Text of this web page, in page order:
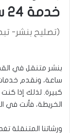
خدمة 24 ساعة
(تصليح بنشر- تبديل
ساعة، ونقدم
كبيرة. لذلك إذا
الخريطة، فأنت في
ورشاتنا المتنقلة